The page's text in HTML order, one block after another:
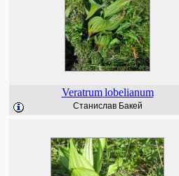
Veratrum lobelianum
Станислав Бакей